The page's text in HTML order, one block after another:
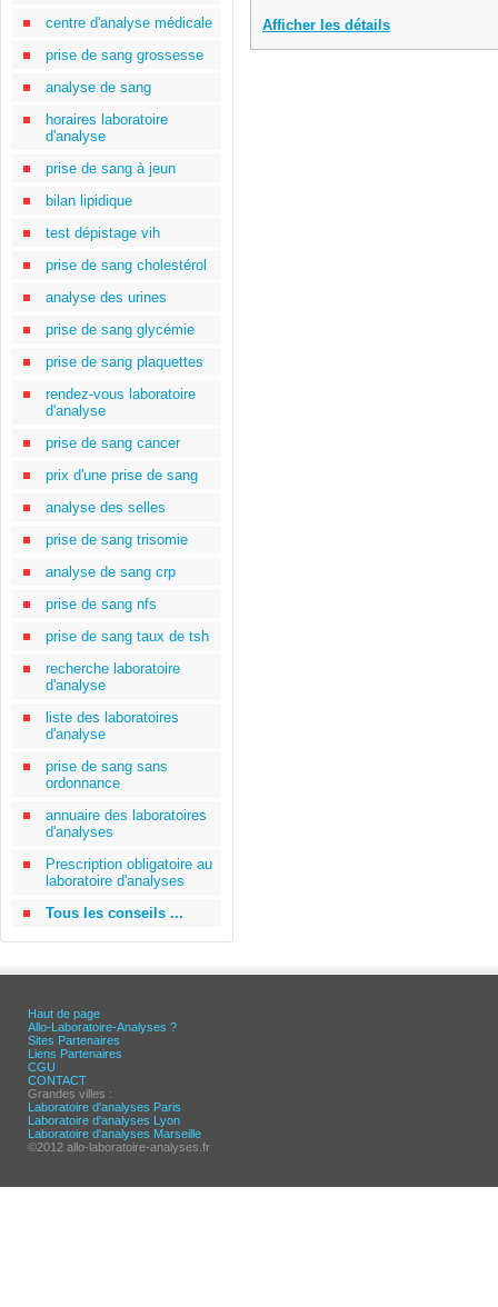
centre d'analyse médicale
prise de sang grossesse
analyse de sang
horaires laboratoire
d'analyse
prise de sang à jeun
bilan lipidique
test dépistage vih
prise de sang cholestérol
analyse des urines
prise de sang glycémie
prise de sang plaquettes
rendez-vous laboratoire
d'analyse
prise de sang cancer
prix d'une prise de sang
analyse des selles
prise de sang trisomie
analyse de sang crp
prise de sang nfs
prise de sang taux de tsh
recherche laboratoire
d'analyse
liste des laboratoires
d'analyse
prise de sang sans
ordonnance
annuaire des laboratoires
d'analyses
Prescription obligatoire au
laboratoire d'analyses
Tous les conseils ...
Afficher les détails
Haut de page
Allo-Laboratoire-Analyses ?
Sites Partenaires
Liens Partenaires
CGU
CONTACT
Grandes villes :
Laboratoire d'analyses Paris
Laboratoire d'analyses Lyon
Laboratoire d'analyses Marseille
©2012 allo-laboratoire-analyses.fr